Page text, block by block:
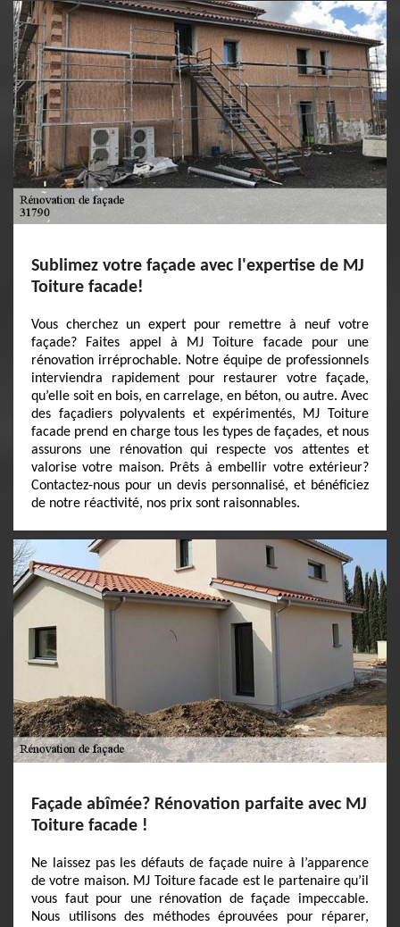
Sublimez votre façade avec l'expertise de MJ
Toiture facade!
Vous cherchez un expert pour remettre à neuf votre
façade? Faites appel à MJ Toiture facade pour une
rénovation irréprochable. Notre équipe de professionnels
interviendra rapidement pour restaurer votre façade,
qu’elle soit en bois, en carrelage, en béton, ou autre. Avec
des façadiers polyvalents et expérimentés, MJ Toiture
facade prend en charge tous les types de façades, et nous
assurons une rénovation qui respecte vos attentes et
valorise votre maison. Prêts à embellir votre extérieur?
Contactez-nous pour un devis personnalisé, et bénéficiez
de notre réactivité, nos prix sont raisonnables.
Façade abîmée? Rénovation parfaite avec MJ
Toiture facade !
Ne laissez pas les défauts de façade nuire à l’apparence
de votre maison. MJ Toiture facade est le partenaire qu’il
vous faut pour une rénovation de façade impeccable.
Nous utilisons des méthodes éprouvées pour réparer,